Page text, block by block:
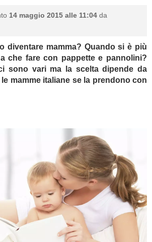
14 maggio 2015 alle 11:04 da
diventare mamma? Quando si è più
che fare con pappette e pannolini?
sono vari ma la scelta dipende da
mamme italiane se la prendono con